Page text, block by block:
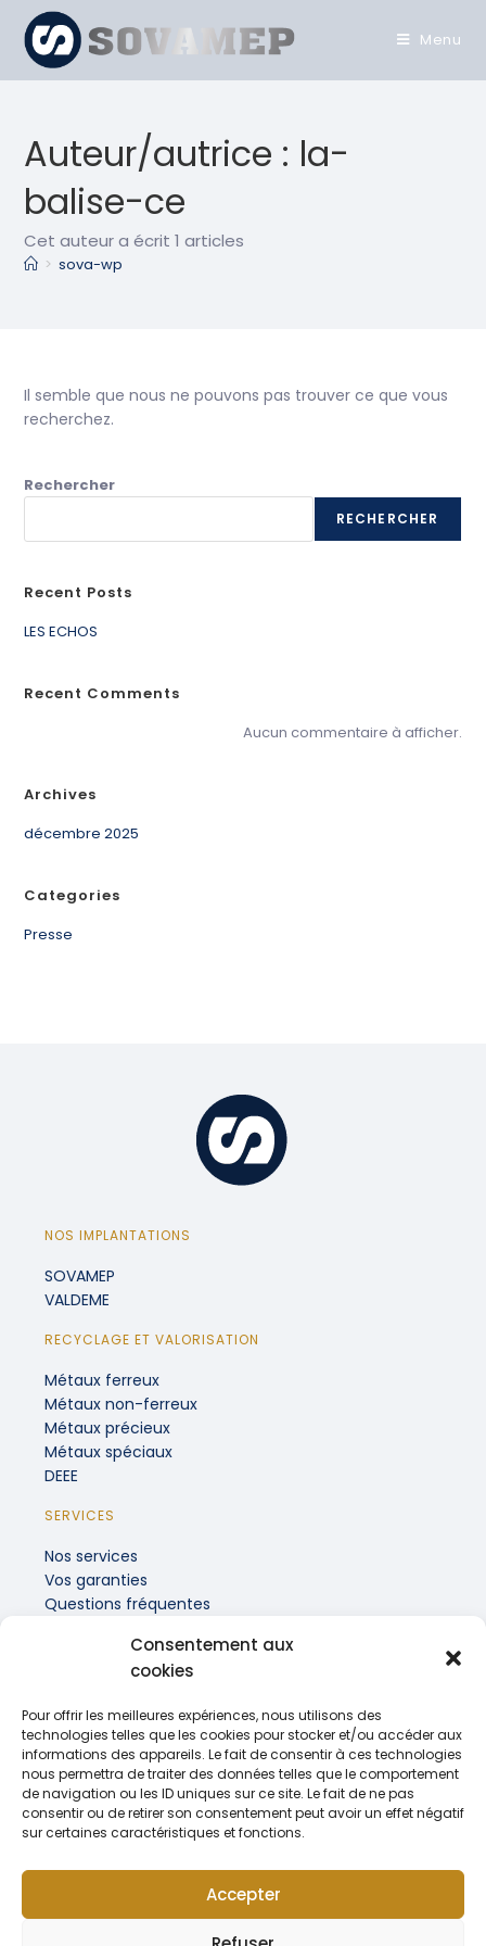
Consentement aux
cookies
Pour offrir les meilleures expériences, nous utilisons des
technologies telles que les cookies pour stocker et/ou accéder aux
informations des appareils. Le fait de consentir à ces technologies
nous permettra de traiter des données telles que le comportement
de navigation ou les ID uniques sur ce site. Le fait de ne pas
consentir ou de retirer son consentement peut avoir un effet négatif
sur certaines caractéristiques et fonctions.
Accepter
Menu
Auteur/autrice : la-
balise-ce
Cet auteur a écrit 1 articles
> sova-wp
Il semble que nous ne pouvons pas trouver ce que vous
recherchez.
Rechercher
RECHERCHER
Recent Posts
LES ECHOS
Recent Comments
Aucun commentaire à afficher.
Archives
décembre 2025
Categories
Presse
NOS IMPLANTATIONS
SOVAMEP
VALDEME
RECYCLAGE ET VALORISATION
Métaux ferreux
Métaux non-ferreux
Métaux précieux
Métaux spéciaux
DEEE
SERVICES
Nos services
Vos garanties
Questions fréquentes
INFORMATIONS PRATIQUES
Recrutement
Actualités
Contact
Politique de confidentialité & RGPD